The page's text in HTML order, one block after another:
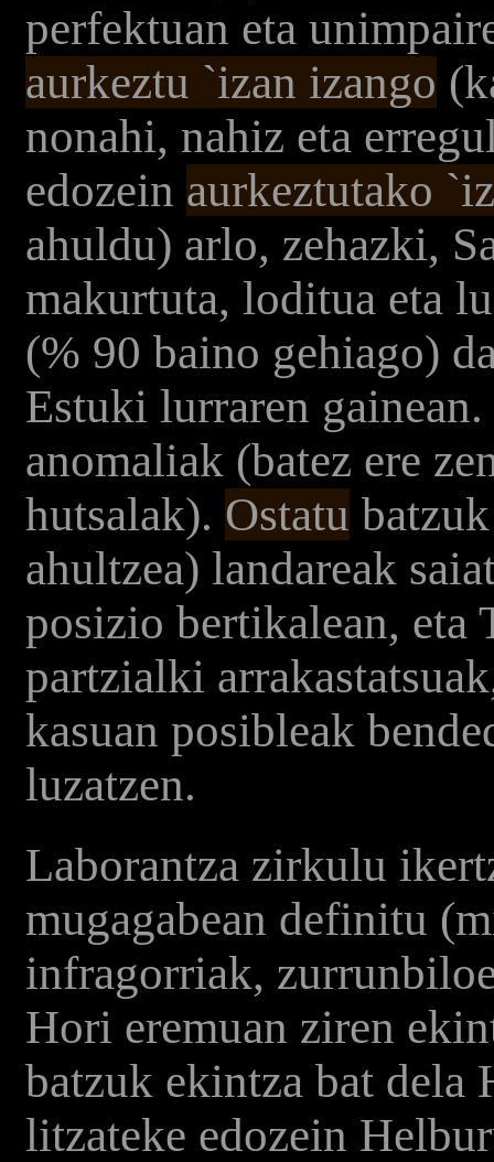
perfektuan eta
aurkeztu `izan izango
nonahi, nahiz eta
edozein aurkeztutako
ahuldu) arlo, zehazki,
makurtuta, loditua eta
(% 90 baino gehiago)
Estuki lurraren
anomaliak (batez ere
hutsalak). Ostatu
ahultzea) landareak
posizio bertikalean, eta
partzialki
kasuan posibleak
luzatzen.
Laborantza zirkulu
mugagabean definitu
infragorriak,
Hori eremuan ziren
batzuk ekintza bat dela
litzateke edozein